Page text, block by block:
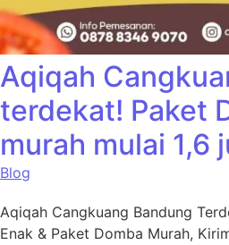
Aqiqah
terdekat! Paket
murah mulai 1,6
Blog
Aqiqah Cangkuang Bandung
Enak & Paket Domba Murah,